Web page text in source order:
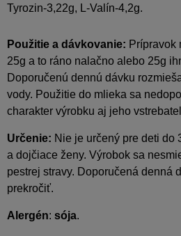
Tyrozin-3,22g, L-Valín-4,2g.
Použitie a dávkovanie: Prípravok
25g a to ráno nalačno alebo 25g
Doporučenú dennú dávku
vody. Použitie do mlieka sa
charakter výrobku aj jeho
Určenie: Nie je určený pre deti do
a dojčiace ženy. Výrobok sa
pestrej stravy. Doporučená denná
prekročiť.
Alergén: sója.